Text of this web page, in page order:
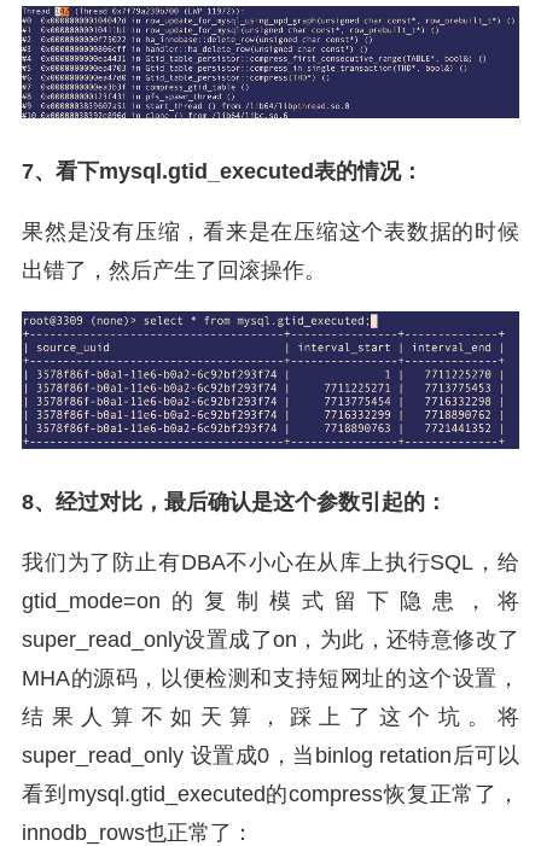
7、看下mysql.gtid_executed表的情况：
果然是没有压缩，看来是在压缩这个表数据的时候
出错了，然后产生了回滚操作。
8、经过对比，最后确认是这个参数引起的：
我们为了防止有DBA不小心在从库上执行SQL，给
gtid_mode=on的复制模式留下隐患，将
super_read_only设置成了on，为此，还特意修改了
MHA的源码，以便检测和支持短网址的这个设置，
结果人算不如天算，踩上了这个坑。将
super_read_only 设置成0，当binlog retation后可以
看到mysql.gtid_executed的compress恢复正常了，
innodb_rows也正常了：